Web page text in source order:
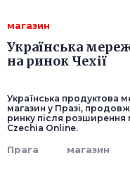
магазин
Українська
на ринок Чехії
Українська продуктова
магазин у Празі,
ринку після
Czechia Online.
Прага магазин